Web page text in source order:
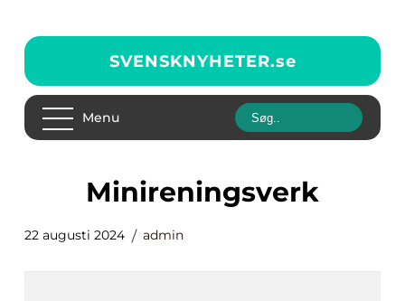
SVENSKNYHETER.se
Menu
Minireningsverk
22 augusti 2024 admin